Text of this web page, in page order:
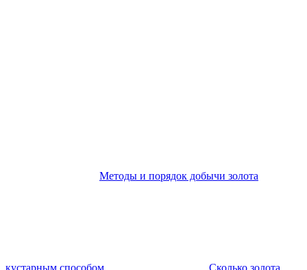
Методы и порядок добычи золота
кустарным способом Сколько золота